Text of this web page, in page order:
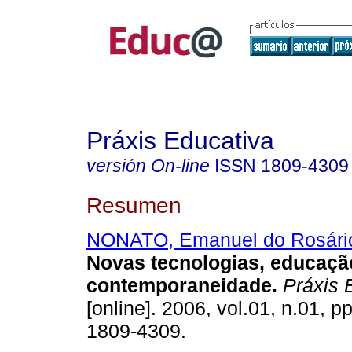
Práxis Educativa
versión On-line ISSN 1809-4309
Resumen
NONATO, Emanuel do
Novas tecnologias,
contemporaneidade. Práxis
[online]. 2006, vol.01, n.01,
1809-4309.